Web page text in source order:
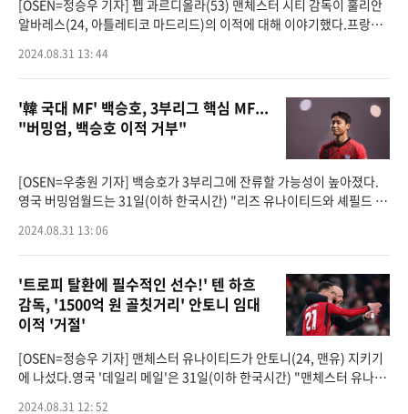
[OSEN=정승우 기자] 펩 과르디올라(53) 맨체스터 시티 감독이 훌리안
알바레스(24, 아틀레티코 마드리드)의 이적에 대해 이야기했다.프랑스
리안 알바레스
2024.08.31 13: 44
'韓 국대 MF' 백승호, 3부리그 핵심 MF...
"버밍엄, 백승호 이적 거부"
[OSEN=우충원 기자] 백승호가 3부리그에 잔류할 가능성이 높아졌다.
영국 버밍엄월드는 31일(이하 한국시간) "리즈 유나이티드와 셰필드 유
와 셰필
2024.08.31 13: 06
'트로피 탈환에 필수적인 선수!' 텐 하흐
감독, '1500억 원 골칫거리' 안토니 임대
이적 '거절'
[OSEN=정승우 기자] 맨체스터 유나이티드가 안토니(24, 맨유) 지키기
에 나섰다.영국 '데일리 메일'은 31일(이하 한국시간) "맨체스터 유나이
2024.08.31 12: 52